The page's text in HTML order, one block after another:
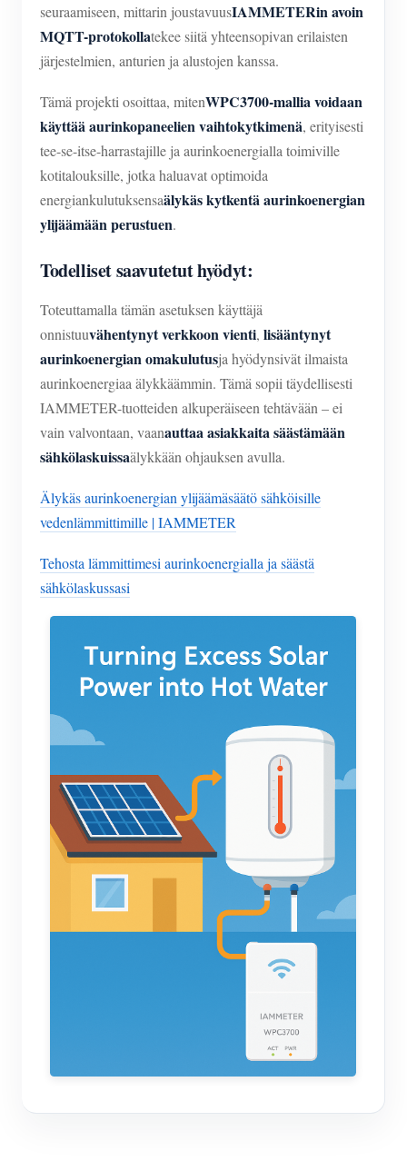
seuraamiseen, mittarin joustavuusIAMMETERin avoin
MQTT-protokollatekee siitä yhteensopivan erilaisten
järjestelmien, anturien ja alustojen kanssa.
Tämä projekti osoittaa, mitenWPC3700-mallia voidaan
käyttää aurinkopaneelien vaihtokytkimenä, erityisesti
tee-se-itse-harrastajille ja aurinkoenergialla toimiville
kotitalouksille, jotka haluavat optimoida
energiankulutuksensaälykäs kytkentä aurinkoenergian
ylijäämään perustuen.
Todelliset saavutetut hyödyt:
Toteuttamalla tämän asetuksen käyttäjä
onnistuuvähentynyt verkkoon vienti, lisääntynyt
aurinkoenergian omakulutusja hyödynsivät ilmaista
aurinkoenergiaa älykkäämmin. Tämä sopii täydellisesti
IAMMETER-tuotteiden alkuperäiseen tehtävään – ei
vain valvontaan, vaanauttaa asiakkaita säästämään
sähkölaskuissaälykkään ohjauksen avulla.
Älykäs aurinkoenergian ylijäämäsäätö sähköisille
vedenlämmittimille | IAMMETER
Tehosta lämmittimesi aurinkoenergialla ja säästä
sähkölaskussasi